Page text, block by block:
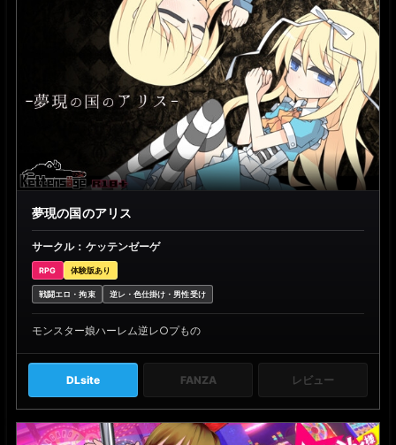
夢現の国のアリス
サークル：ケッテンゼーゲ
RPG 体験版あり
戦闘エロ・拘束 逆レ・色仕掛け・男性受け
モンスター娘ハーレム逆レ○プもの
DLsite FANZA レビュー